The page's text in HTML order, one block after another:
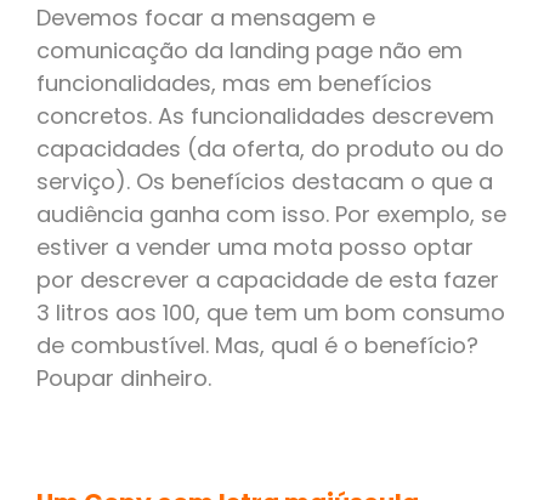
Devemos focar a mensagem e
comunicação da landing page não em
funcionalidades, mas em benefícios
concretos. As funcionalidades descrevem
capacidades (da oferta, do produto ou do
serviço). Os benefícios destacam o que a
audiência ganha com isso. Por exemplo, se
estiver a vender uma mota posso optar
por descrever a capacidade de esta fazer
3 litros aos 100, que tem um bom consumo
de combustível. Mas, qual é o benefício?
Poupar dinheiro.